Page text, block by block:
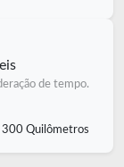
de tempo.
300 Quilômetros